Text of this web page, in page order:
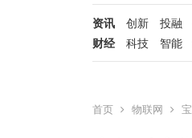
资讯 创新 投融
财经
科技 智能
首页 物联网